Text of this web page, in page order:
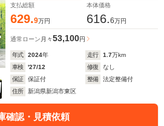
支払総額
629.9万円
本体価格
616.6万円
通常ローン 月々53,100円
年式 2024年 走行 1.7万km
車検
'27/12 修復
なし
保証
保証付 整備
法定整備付
住所
新潟県新潟市東区
確認・見積依頼